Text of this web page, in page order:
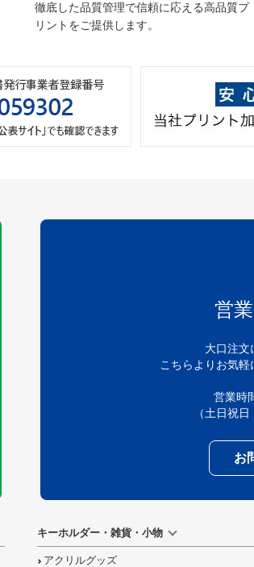
徹底した品質管理で信頼に応える高品質プ
リントをご提供します。
営
大口注文
こちらよりお気軽
営業時
（土日祝
お
キーホルダー・雑貨・小物
アクリルグッズ